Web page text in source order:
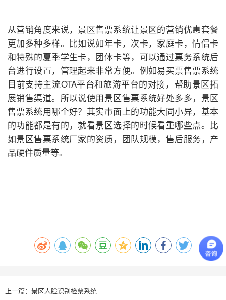
从营销角度来说，景区售票系统让景区的营销优惠套餐
更加多种多样。比如说如年卡，次卡，家庭卡，情侣卡
和特殊的夏季学生卡，团体卡等，可以通过票务系统后
台进行设置，管理起来非常方便。例如易买票售票系统
目前支持主流OTA平台和旅游平台的对接，帮助景区拓
展销售渠道。所以说使用景区售票系统好处多多，景区
售票系统用哪个好？其实市面上的功能大同小异，基本
的功能都是有的，就看景区选择的时候看重哪些点。比
如景区售票系统厂家的资质，团队规模，售后服务，产
品硬件质量等。
上一篇：景区人脸识别检票系统